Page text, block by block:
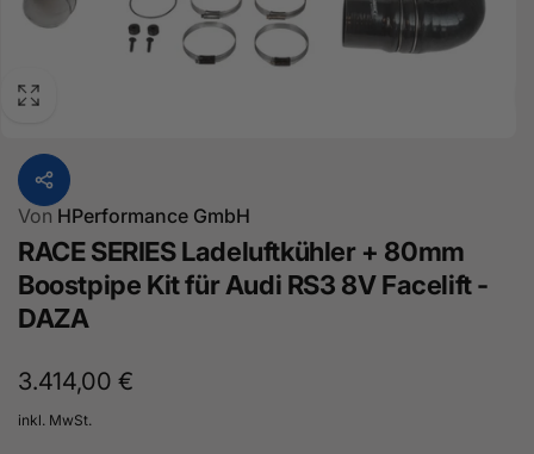
Von HPerformance GmbH
RACE SERIES Ladeluftkühler + 80mm
Boostpipe Kit für Audi RS3 8V Facelift -
DAZA
Normaler
Preis
3.414,00 €
inkl. MwSt.